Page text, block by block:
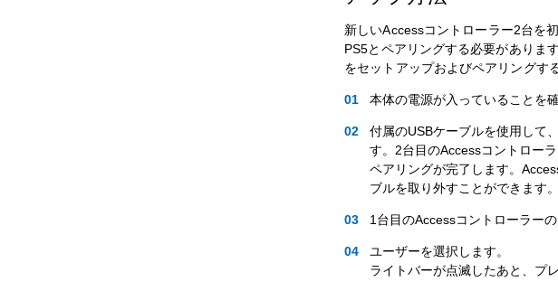
新しいAccessコントローラー2台を
PS5とペアリングする必要がありま
をセットアップおよびペアリングす
本体の電源が入っていることを
付属のUSBケーブルを使用して
す。2台目のAccessコントロー
ペアリングが完了します。
ブルを取り外すことができます。
1台目のAccessコントローラー
ユーザーを選択します。
ライトバーが点滅したあと、プ